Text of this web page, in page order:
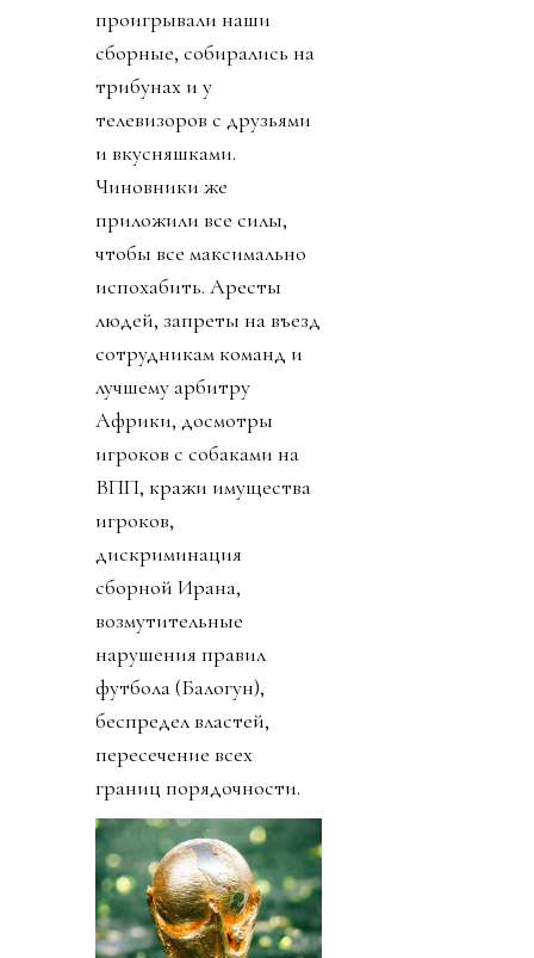
проигрывали наши
сборные, собирались на
трибунах и у
телевизоров с друзьями
и вкусняшками.
Чиновники же
приложили все силы,
чтобы все максимально
испохабить. Аресты
людей, запреты на въезд
сотрудникам команд и
лучшему арбитру
Африки, досмотры
игроков с собаками на
ВПП, кражи имущества
игроков,
дискриминация
сборной Ирана,
возмутительные
нарушения правил
футбола (Балогун),
беспредел властей,
пересечение всех
границ порядочности.